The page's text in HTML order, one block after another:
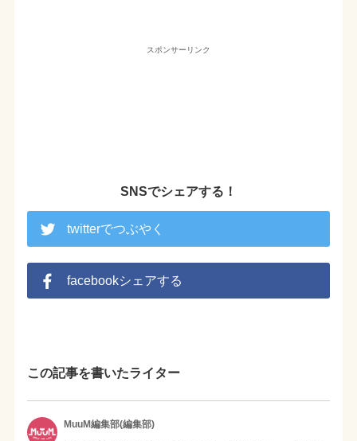
スポンサーリンク
SNSでシェアする！
twitterでつぶやく
facebookシェアする
この記事を書いたライター
MuuM編集部(編集部)